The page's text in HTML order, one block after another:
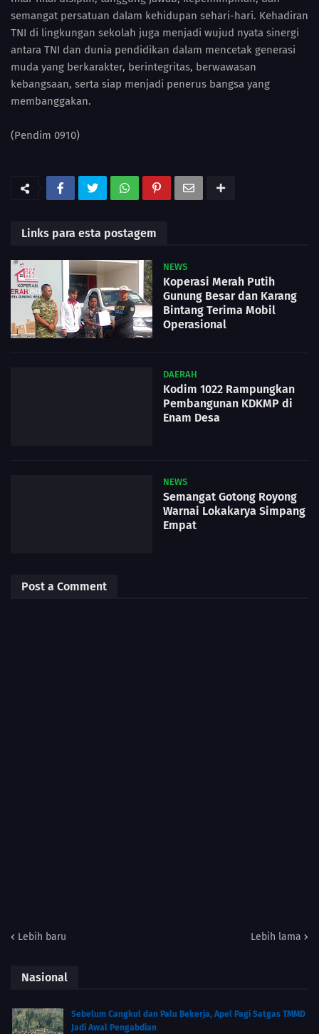
semangat persatuan dalam kehidupan sehari-hari. Kehadiran
TNI di lingkungan sekolah juga menjadi wujud nyata sinergi
antara TNI dan dunia pendidikan dalam mencetak generasi
muda yang berkarakter, berintegritas, berwawasan
kebangsaan, serta siap menjadi penerus bangsa yang
membanggakan.
(Pendim 0910)
Links para esta postagem
NEWS
Koperasi Merah Putih
Gunung Besar dan Karang
Bintang Terima Mobil
Operasional
DAERAH
Kodim 1022 Rampungkan
Pembangunan KDKMP di
Enam Desa
NEWS
Semangat Gotong Royong
Warnai Lokakarya Simpang
Empat
Post a Comment
Lebih baru Lebih lama
Nasional
Sebelum Cangkul dan Palu Bekerja, Apel Pagi Satgas TMMD
Jadi Awal Pengabdian